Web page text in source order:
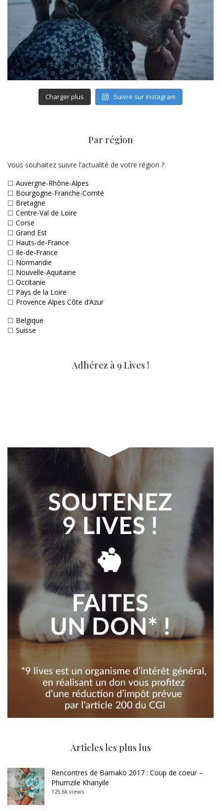
Charger plus Suivre sur Instagram
Par région
Vous souhaitez suivre l’actualité de votre région ?
☐ Auvergne-Rhône-Alpes
☐ Bourgogne-Franche-Comté
☐ Bretagne
☐ Centre-Val de Loire
☐ Corse
☐ Grand Est
☐ Hauts-de-France
☐ Ile-de-France
☐ Normandie
☐ Nouvelle-Aquitaine
☐ Occitanie
☐ Pays de la Loire
☐ Provence Alpes Côte d’Azur
☐ Belgique
☐ Suisse
Adhérez à 9 Lives !
Articles les plus lus
Rencontres de Bamako 2017 : Coup de coeur –
Phumzile Khanyile
125.6k views